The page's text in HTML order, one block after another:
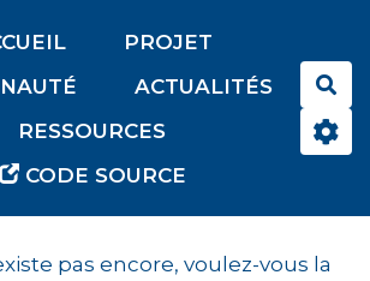
principal
PROJET
ACTUALITÉS
RESSOURCES
CODE SOURCE
pas encore, voulez-vous la